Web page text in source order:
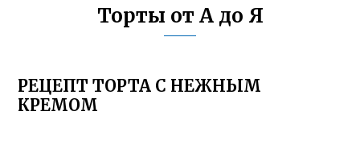
Торты от А до Я
РЕЦЕПТ ТОРТА С НЕЖНЫМ
КРЕМОМ